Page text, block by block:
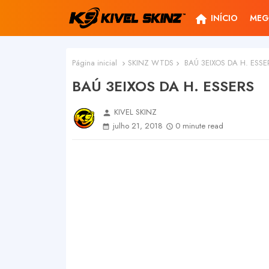
home INÍCIO
Página inicial SKINZ WTDS BAÚ 3EIXOS DA H.
BAÚ 3EIXOS DA H. ESSERS
person KIVEL SKINZ
julho 21, 2018
0 minute read